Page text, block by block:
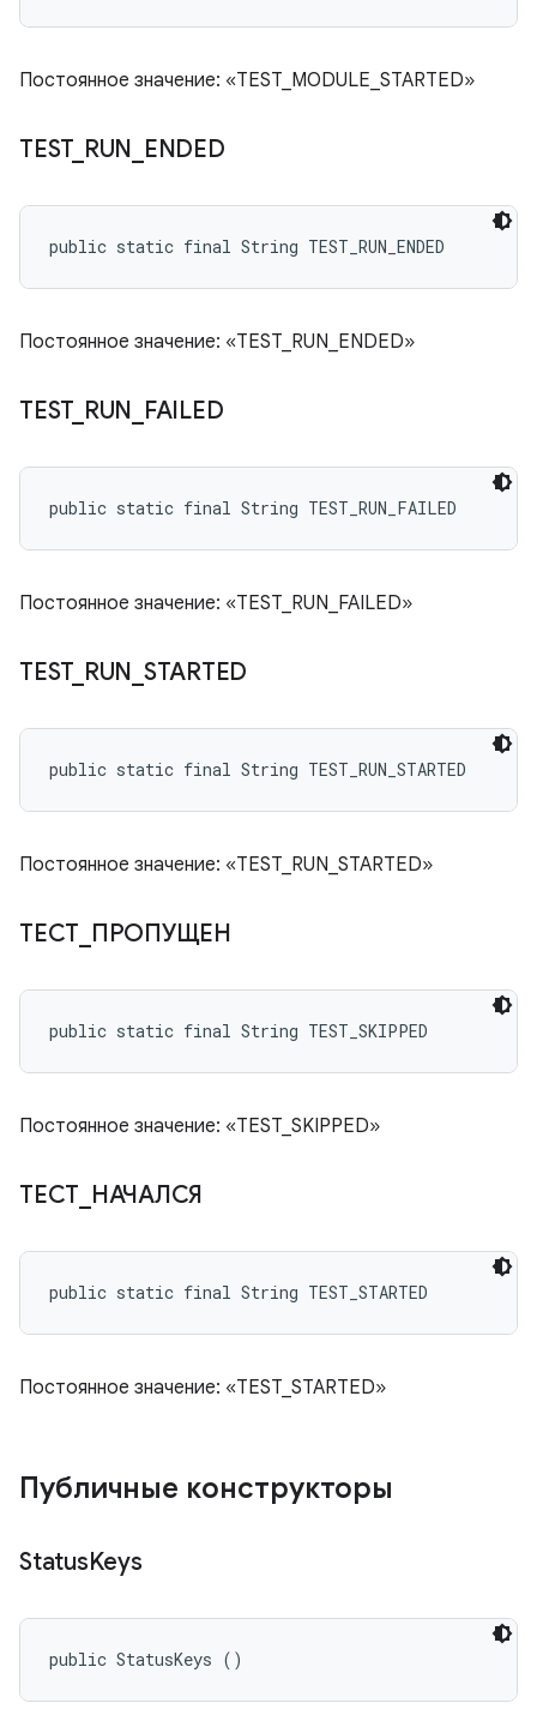
Постоянное значение: «TEST_MODULE_STARTED»
TEST_ RUN ENDED
public static final String TEST_RUN_ENDED
Постоянное значение: «TEST_RUN_ENDED»
TEST_ RUN FAILED
public static final String TEST_RUN_FAILED
Постоянное значение: «TEST_RUN_FAILED»
TEST_ RUN STARTED
public static final String TEST_RUN_STARTED
Постоянное значение: «TEST_RUN_STARTED»
ТЕСТ ПРОПУЩЕН
public static final String TEST_SKIPPED
Постоянное значение: «TEST_SKIPPED»
ТЕСТ НАЧАЛСЯ
public static final String TEST_STARTED
Постоянное значение: «TEST_STARTED»
Публичные конструкторы
StatusKeys
public StatusKeys ()